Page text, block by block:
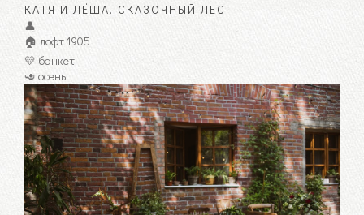
КАТЯ И ЛЁША. СКАЗОЧНЫЙ ЛЕС
👤
🏠 лофт 1905
💛 банкет
🥑 осень